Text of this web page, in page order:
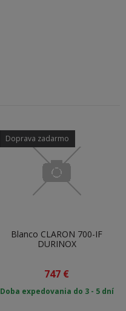
Doprava zadarmo
Blanco CLARON 700-IF
DURINOX
747 €
Doba expedovania do 3 - 5 dní